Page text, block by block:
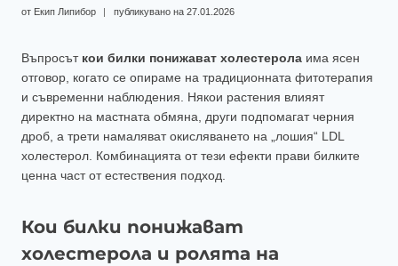
от Екип Липибор публикувано на 27.01.2026
Въпросът кои билки понижават холестерола има ясен
отговор, когато се опираме на традиционната фитотерапия
и съвременни наблюдения. Някои растения влияят
директно на мастната обмяна, други подпомагат черния
дроб, а трети намаляват окисляването на „лошия“ LDL
холестерол. Комбинацията от тези ефекти прави билките
ценна част от естествения подход.
Кои билки понижават
холестерола и ролята на